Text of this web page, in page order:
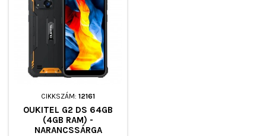
CIKKSZÁM: 12161
OUKITEL G2 DS 64GB
(4GB RAM) -
NARANCSSÁRGA